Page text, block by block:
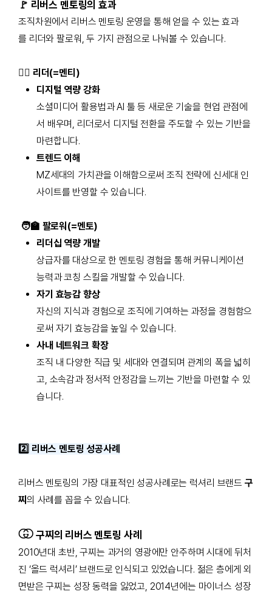
🚩 리버스 멘토링의 효과
조직차원에서 리버스 멘토링 운영을 통해 얻을 수 있는 효과
를 리더와 팔로워, 두 가지 관점으로 나눠볼 수 있습니다.
🙋‍♂️ 리더(=멘티)
디지털 역량 강화
소셜미디어 활용법과 AI 툴 등 새로운 기술을 현업 관점에
서 배우며, 리더로서 디지털 전환을 주도할 수 있는 기반을
마련합니다.
트렌드 이해
MZ세대의 가치관을 이해함으로써 조직 전략에 신세대 인
사이트를 반영할 수 있습니다.
🧑‍🏫 팔로워(=멘토)
리더십 역량 개발
상급자를 대상으로 한 멘토링 경험을 통해 커뮤니케이션
능력과 코칭 스킬을 개발할 수 있습니다.
자기 효능감 향상
자신의 지식과 경험으로 조직에 기여하는 과정을 경험함으
로써 자기 효능감을 높일 수 있습니다.
사내 네트워크 확장
조직 내 다양한 직급 및 세대와 연결되며 관계의 폭을 넓히
고, 소속감과 정서적 안정감을 느끼는 기반을 마련할 수 있
습니다.
2️⃣ 리버스 멘토링 성공사례
리버스 멘토링의 가장 대표적인 성공사례로는 럭셔리 브랜드 구
찌의 사례를 꼽을 수 있습니다.
구찌의 리버스 멘토링 사례
2010년대 초반, 구찌는 과거의 영광에만 안주하며 시대에 뒤처
진 ‘올드 럭셔리’ 브랜드로 인식되고 있었습니다. 젊은 층에게 외
면받은 구찌는 성장 동력을 잃었고, 2014년에는 마이너스 성장